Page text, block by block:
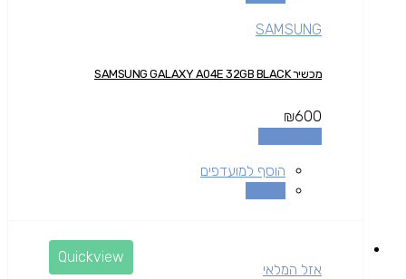
SAMSUNG
מכשיר SAMSUNG GALAXY A04E 32GB BLACK
₪600
הוסף למועדפים
Quickview
אזל המלאי